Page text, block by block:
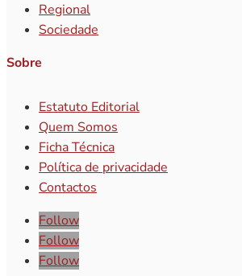
Regional
Sociedade
Sobre
Estatuto Editorial
Quem Somos
Ficha Técnica
Política de privacidade
Contactos
Follow
Follow
Follow